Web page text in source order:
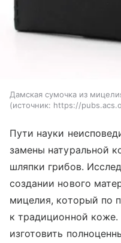
Дамская сумочка из
источник: https://
Пути науки
замены натуральной
шляпки грибов.
создании нового
мицелия, который по
к традиционной коже.
изготовить